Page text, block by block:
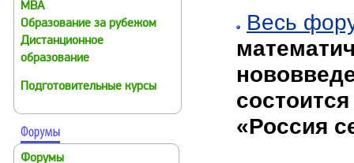
MBA
Образование за рубежом
Дистанционное
образование
Подготовительные курсы
Форумы
Весь
«Россия